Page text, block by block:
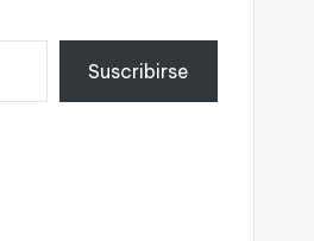
Suscribirse